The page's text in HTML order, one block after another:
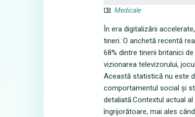
Medicale
În era digitalizării
tineri. O anchetă recentă
68% dintre tinerii britanici
vizionarea televizorului,
Această statistică nu este
comportamentul social și
detaliată.Contextul actual
îngrijorătoare, mai ales